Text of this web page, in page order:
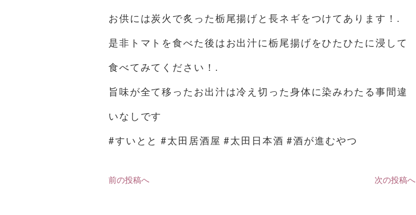
お供には炭火で炙った栃尾揚げと長ネギをつけてあります！.
是非トマトを食べた後はお出汁に栃尾揚げをひたひたに浸して
食べてみてください！.
旨味が全て移ったお出汁は冷え切った身体に染みわたる事間違
いなしです️
#すいとと #太田居酒屋 #太田日本酒 #酒が進むやつ
前の投稿へ 次の投稿へ